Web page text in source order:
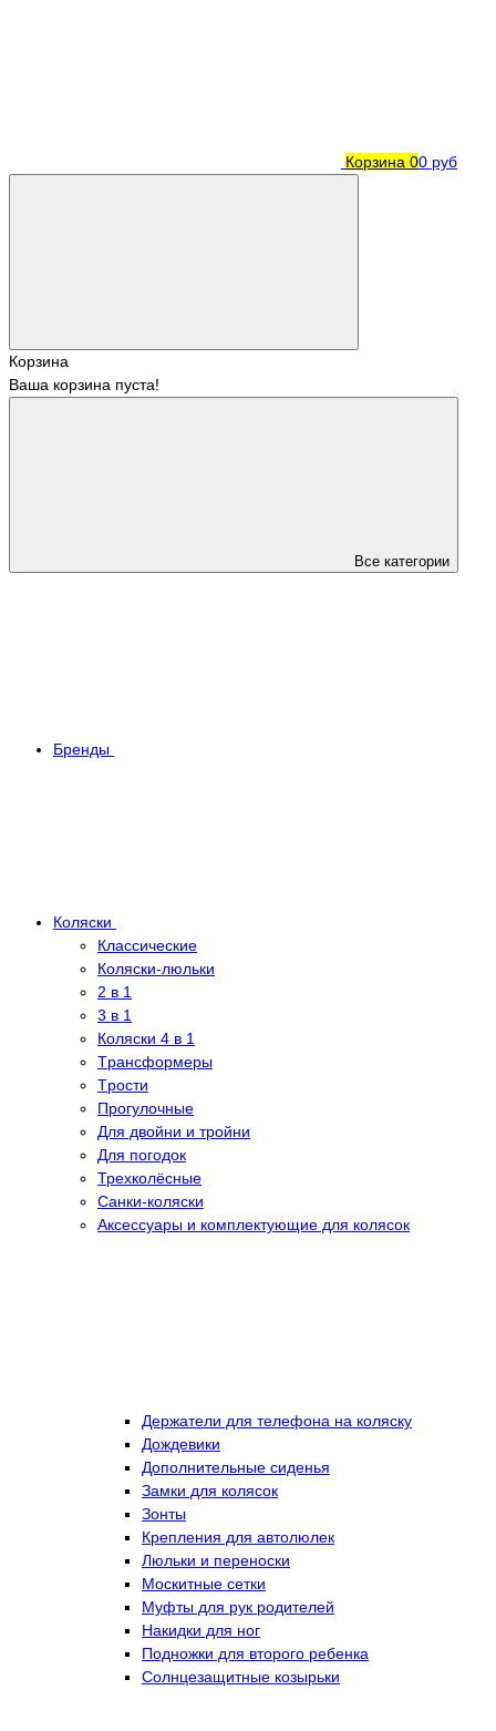
Корзина 00 руб
Корзина
Ваша корзина пуста!
Все категории
Бренды
Коляски
Классические
Коляски-люльки
2 в 1
3 в 1
Коляски 4 в 1
Tрансформеры
Tрости
Прогулочные
Для двойни и тройни
Для погодок
Трехколёсные
Санки-коляски
Аксессуары и комплектующие для колясок
Держатели для телефона на коляску
Дождевики
Дополнительные сиденья
Замки для колясок
Зонты
Крепления для автолюлек
Люльки и переноски
Москитные сетки
Муфты для рук родителей
Накидки для ног
Подножки для второго ребенка
Солнцезащитные козырьки